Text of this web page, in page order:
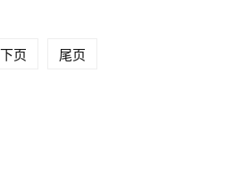
下页 尾页